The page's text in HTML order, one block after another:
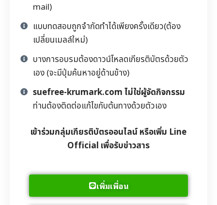
mail)
แบบทดสอบถูกจำกัดทำได้เพียงครั้งเดียว(ต้อง
เปลี่ยนเมลล์ใหม่)
บางการอบรมต้องดาวน์โหลดเกียรติบัตรด้วยตัว
เอง (จะมีปุ่มค้นหาอยู่ด้านข้าง)
suefree-krumark.com ไม่ใช่ผู้จัดกิจกรรม
ท่านต้องติดต่อแก้ไขกับต้นทางด้วยตัวเอง
เข้าร่วมกลุ่มเกียรติบัตรออนไลน์ หรือเพิ่ม Line
Official เพื่อรับข่าวสาร
เพิ่มเพื่อน